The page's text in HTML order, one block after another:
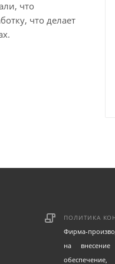
что
что делает
ПОЛИТИКА
Фирма-
на